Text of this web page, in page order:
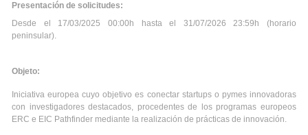
Presentación de solicitudes:
Desde el 17/03/2025 00:00h hasta el 31/07/2026 23:59h (horario
peninsular).
Objeto:
Iniciativa europea cuyo objetivo es conectar startups o pymes innovadoras
con investigadores destacados, procedentes de los programas europeos
ERC e EIC Pathfinder mediante la realización de prácticas de innovación.